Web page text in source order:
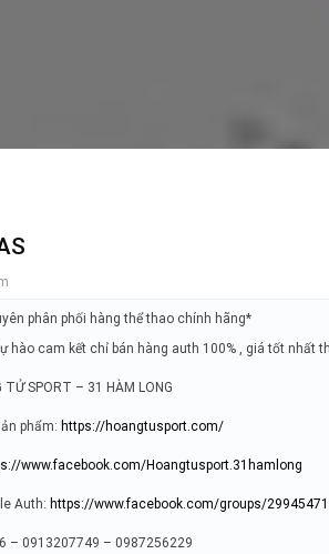
phân phối hàng thể thao chính hãng*
hào cam kết chỉ bán hàng auth 100% , giá tốt nhất
TỬ SPORT – 31 HÀM LONG
phẩm: https://hoangtusport.com/
www.facebook.com/Hoangtusport.31hamlong
Auth: https://www.facebook.com/groups/
– 0913207749 – 0987256229